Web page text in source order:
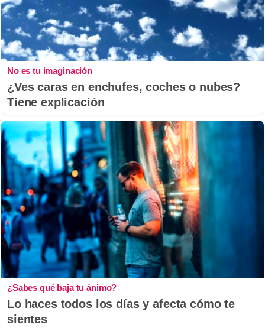
No es tu imaginación
¿Ves caras en enchufes, coches o nubes?
Tiene explicación
¿Sabes qué baja tu ánimo?
Lo haces todos los días y afecta cómo te
sientes